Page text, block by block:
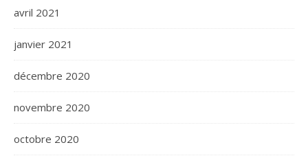
avril 2021
janvier 2021
décembre 2020
novembre 2020
octobre 2020